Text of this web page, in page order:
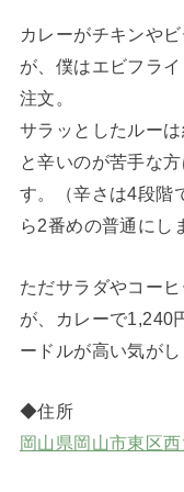
カレーがチキンや
が、僕はエビフラ
注文。
サラッとしたルー
と辛いのが苦手な
す。（辛さは4段階
ら2番めの普通にし
ただサラダやコー
が、カレーで1,240
ードルが高い気が
◆住所
岡山県岡山市東区